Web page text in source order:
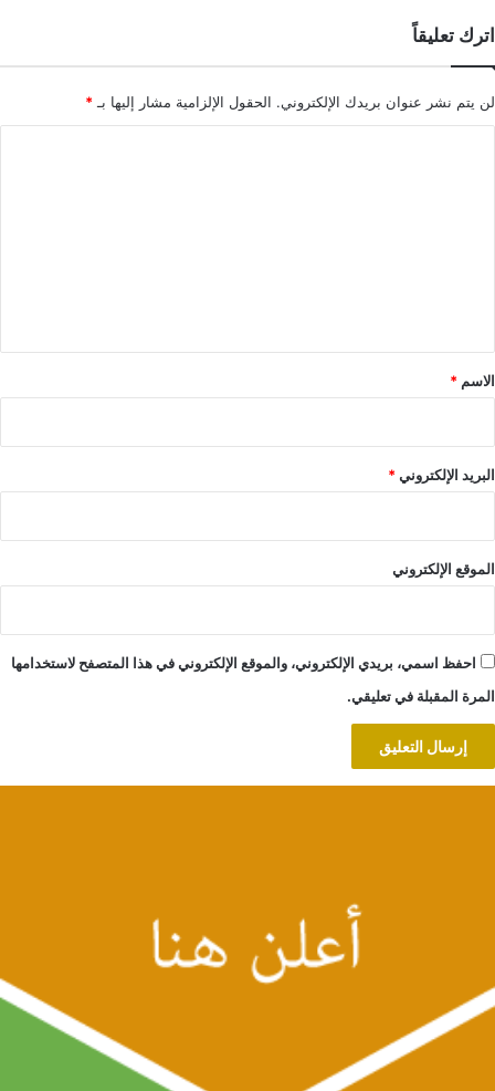
اترك تعليقاً
لن يتم نشر عنوان بريدك الإلكتروني. الحقول الإلزامية مشار إليها بـ*
*
الاسم *
البريد الإلكتروني*
الموقع الإلكتروني
احفظ اسمي، بريدي الإلكتروني، والموقع الإلكتروني في هذا المتصفح لاستخدامها
المرة المقبلة في تعليقي.